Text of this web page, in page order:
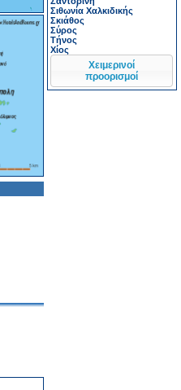
Σιθωνία Χαλκιδικής
Σκιάθος
Σύρος
Τήνος
Χίος
Χειμερινοί
προορισμοί